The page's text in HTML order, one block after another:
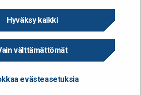
Hyväksy kaikki
välttämättömät
evästeasetuksia
keskustelu